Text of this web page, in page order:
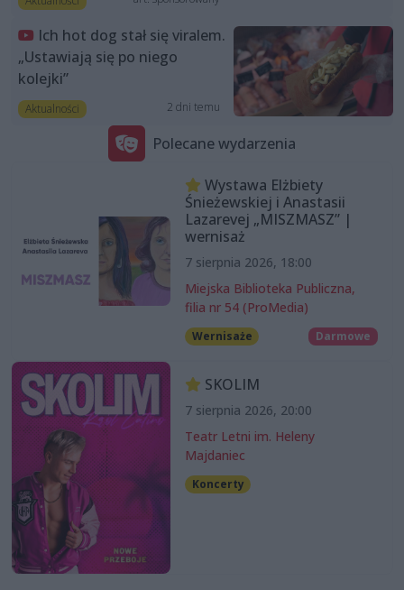
Ich hot dog stał się viralem.
„Ustawiają się po niego
kolejki”
Aktualności 2 dni temu
Polecane wydarzenia
Wystawa Elżbiety
Śnieżewskiej i Anastasii
Lazarevej „MISZMASZ” |
wernisaż
7 sierpnia 2026, 18:00
Miejska Biblioteka Publiczna,
filia nr 54 (ProMedia)
Wernisaże Darmowe
SKOLIM
7 sierpnia 2026, 20:00
Teatr Letni im. Heleny
Majdaniec
Koncerty